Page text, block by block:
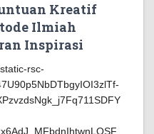
Kreatif
Ilmiah
Inspirasi